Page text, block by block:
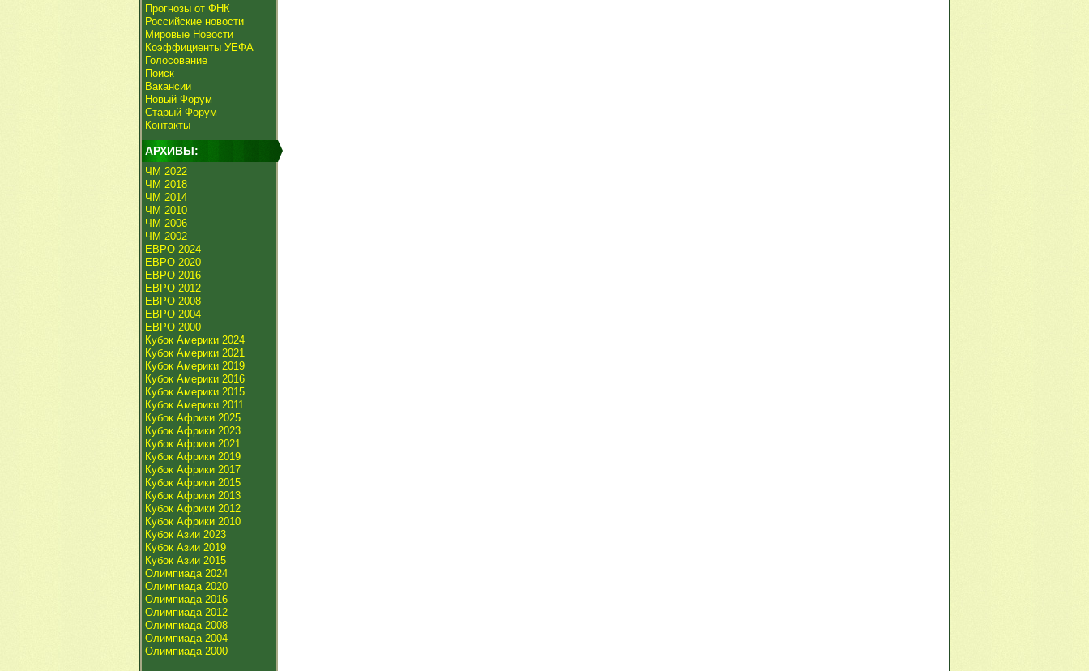
Прогнозы от ФНК
Российские новости
Мировые Новости
Коэффициенты УЕФА
Голосование
Поиск
Вакансии
Новый Форум
Старый Форум
Контакты
АРХИВЫ:
ЧМ 2022
ЧМ 2018
ЧМ 2014
ЧМ 2010
ЧМ 2006
ЧМ 2002
ЕВРО 2024
ЕВРО 2020
ЕВРО 2016
ЕВРО 2012
ЕВРО 2008
ЕВРО 2004
ЕВРО 2000
Кубок Америки 2024
Кубок Америки 2021
Кубок Америки 2019
Кубок Америки 2016
Кубок Америки 2015
Кубок Америки 2011
Кубок Африки 2025
Кубок Африки 2023
Кубок Африки 2021
Кубок Африки 2019
Кубок Африки 2017
Кубок Африки 2015
Кубок Африки 2013
Кубок Африки 2012
Кубок Африки 2010
Кубок Азии 2023
Кубок Азии 2019
Кубок Азии 2015
Олимпиада 2024
Олимпиада 2020
Олимпиада 2016
Олимпиада 2012
Олимпиада 2008
Олимпиада 2004
Олимпиада 2000